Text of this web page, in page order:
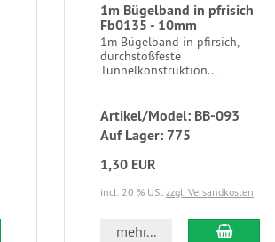
1m Bügelband in pfrisich
Fb0135 - 10mm
1m Bügelband in pfirsich,
durchstoßfeste
Tunnelkonstruktion...
Artikel/Model: BB-093
Auf Lager: 775
1,30 EUR
incl. 20 % USt zzgl. Versandkosten
mehr...